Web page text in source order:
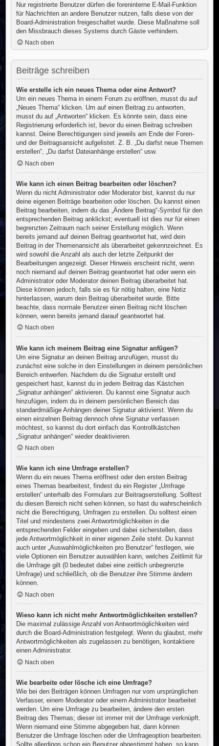
Nur registrierte Benutzer dürfen die foreninterne E-Mail-Funktion
für Nachrichten an andere Benutzer nutzen, falls diese von der
Board-Administration freigeschaltet wurde. Diese Maßnahme soll
den Missbrauch dieses Systems durch Gäste verhindern.
Nach oben
Beiträge schreiben
Wie erstelle ich ein neues Thema oder eine Antwort?
Um ein neues Thema in einem Forum zu eröffnen, musst du auf
„Neues Thema“ klicken. Um auf einen Beitrag zu antworten,
musst du auf „Antworten“ klicken. Es könnte sein, dass eine
Registrierung erforderlich ist, bevor du einen Beitrag schreiben
kannst. Deine Berechtigungen sind jeweils am Ende der Foren-
und der Beitragsansicht aufgelistet. Z. B. „Du darfst neue Themen
erstellen“, „Du darfst Dateianhänge erstellen“ usw.
Nach oben
Wie kann ich einen Beitrag bearbeiten oder löschen?
Wenn du nicht Administrator oder Moderator bist, kannst du nur
deine eigenen Beiträge bearbeiten oder löschen. Du kannst einen
Beitrag bearbeiten, indem du das „Ändere Beitrag“-Symbol für den
entsprechenden Beitrag anklickst; eventuell ist dies nur für einen
begrenzten Zeitraum nach seiner Erstellung möglich. Wenn
bereits jemand auf deinen Beitrag geantwortet hat, wird dein
Beitrag in der Themenansicht als überarbeitet gekennzeichnet. Es
wird sowohl die Anzahl als auch der letzte Zeitpunkt der
Bearbeitungen angezeigt. Dieser Hinweis erscheint nicht, wenn
noch niemand auf deinen Beitrag geantwortet hat oder wenn ein
Administrator oder Moderator deinen Beitrag überarbeitet hat.
Diese können jedoch, falls sie es für nötig halten, eine Notiz
hinterlassen, warum dein Beitrag überarbeitet wurde. Bitte
beachte, dass normale Benutzer einen Beitrag nicht löschen
können, wenn bereits jemand darauf geantwortet hat.
Nach oben
Wie kann ich meinem Beitrag eine Signatur anfügen?
Um eine Signatur an deinen Beitrag anzufügen, musst du
zunächst eine solche in den Einstellungen in deinem persönlichen
Bereich entwerfen. Nachdem du die Signatur erstellt und
gespeichert hast, kannst du in jedem Beitrag das Kästchen
„Signatur anhängen“ aktivieren. Du kannst eine Signatur auch
hinzufügen, indem du in deinem persönlichen Bereich das
standardmäßige Anhängen deiner Signatur aktivierst. Wenn du
einen einzelnen Beitrag dennoch ohne Signatur verfassen
möchtest, so kannst du dort einfach das Kontrollkästchen
„Signatur anhängen“ wieder deaktivieren.
Nach oben
Wie kann ich eine Umfrage erstellen?
Wenn du ein neues Thema eröffnest oder den ersten Beitrag
eines Themas bearbeitest, findest du ein Register „Umfrage
erstellen“ unterhalb des Formulars zur Beitragserstellung. Solltest
du diesen Bereich nicht sehen können, so hast du wahrscheinlich
nicht die Berechtigung, Umfragen zu erstellen. Du solltest einen
Titel und mindestens zwei Antwortmöglichkeiten in die
entsprechenden Felder eingeben und dabei sicherstellen, dass
jede Antwortmöglichkeit in einer eigenen Zeile steht. Du kannst
auch unter „Auswahlmöglichkeiten pro Benutzer“ festlegen, wie
viele Optionen ein Benutzer auswählen kann, welches Zeitlimit für
die Umfrage gilt (0 bedeutet dabei eine zeitlich unbegrenzte
Umfrage) und schließlich, ob die Benutzer ihre Stimme ändern
können.
Nach oben
Wieso kann ich nicht mehr Antwortmöglichkeiten erstellen?
Die maximal zulässige Anzahl von Antwortmöglichkeiten wird
durch die Board-Administration festgelegt. Wenn du glaubst, mehr
Antwortmöglichkeiten als zugelassen zu benötigen, kontaktiere
einen Administrator.
Nach oben
Wie bearbeite oder lösche ich eine Umfrage?
Wie bei den Beiträgen können Umfragen nur vom ursprünglichen
Verfasser, einem Moderator oder einem Administrator bearbeitet
werden. Um eine Umfrage zu bearbeiten, ändere den ersten
Beitrag des Themas; dieser ist immer mit der Umfrage verknüpft.
Wenn niemand eine Stimme abgegeben hat, dann können
Benutzer die Umfrage löschen oder die Umfrageoption bearbeiten.
Sollte allerdings schon ein Benutzer abgestimmt haben, so kann